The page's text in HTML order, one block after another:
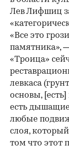
Лев Лифшиц
«Все это
памятника»,
«Троица»
левкаса
основы,
есть
любые
слоя,
том что этот